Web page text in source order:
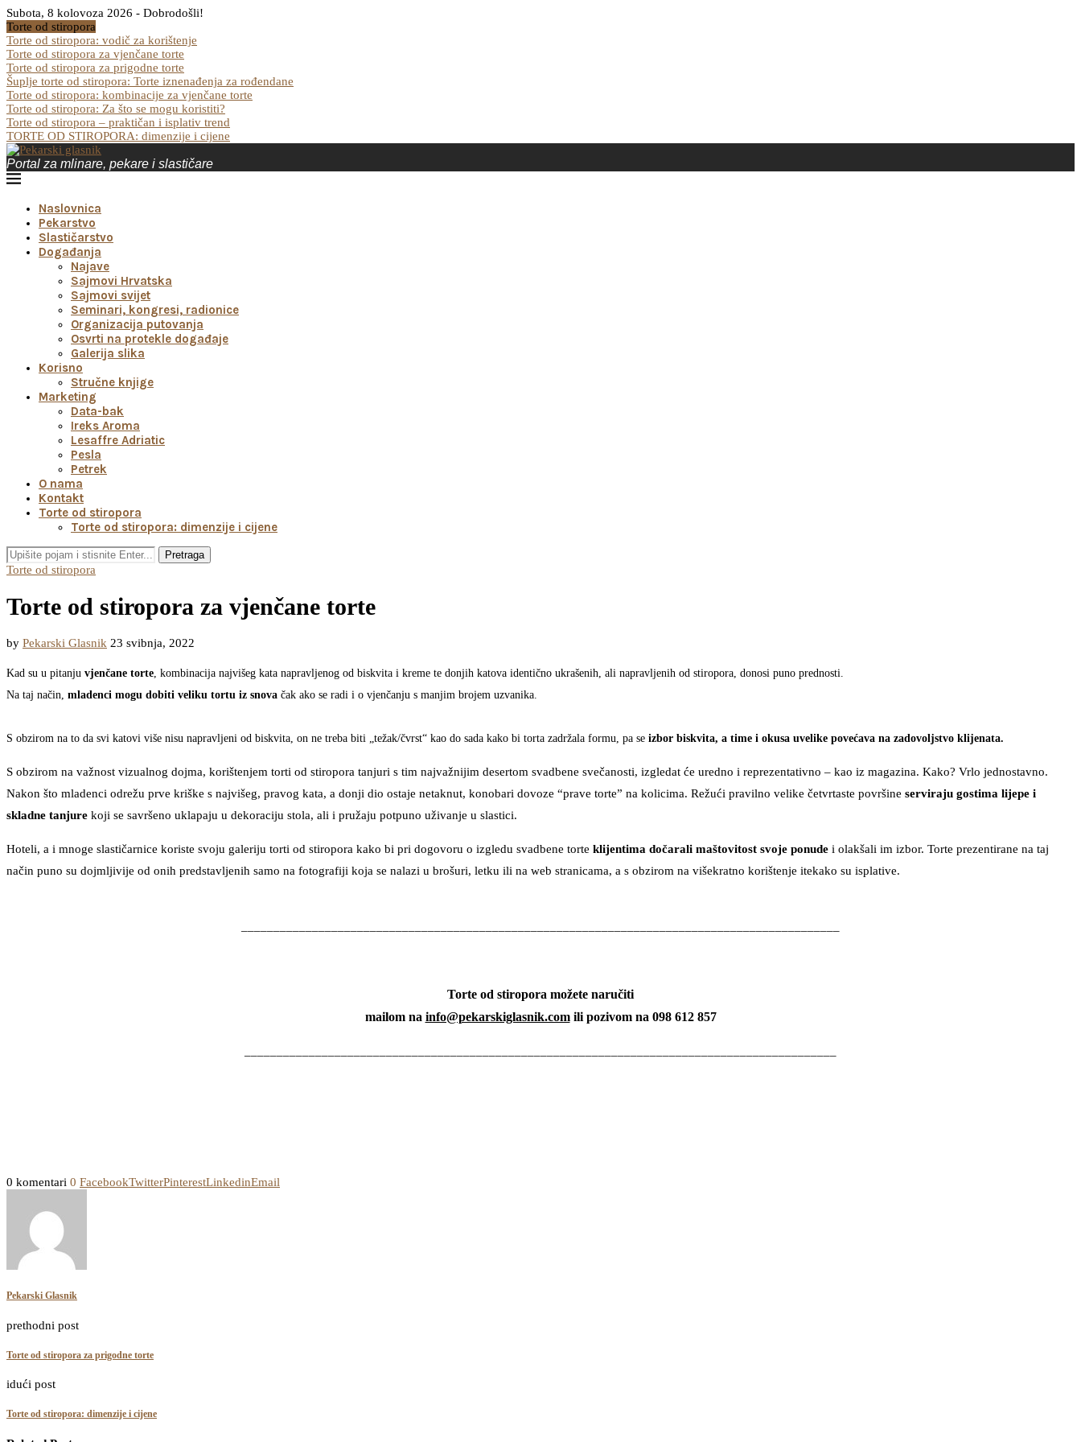
Subota, 8 kolovoza 2026 - Dobrodošli!
Torte od stiropora
Torte od stiropora: vodič za korištenje
Torte od stiropora za vjenčane torte
Torte od stiropora za prigodne torte
Šuplje torte od stiropora: Torte iznenađenja za rođendane
Torte od stiropora: kombinacije za vjenčane torte
Torte od stiropora: Za što se mogu koristiti?
Torte od stiropora – praktičan i isplativ trend
TORTE OD STIROPORA: dimenzije i cijene
Portal za mlinare, pekare i slastičare
Naslovnica
Pekarstvo
Slastičarstvo
Događanja
Najave
Sajmovi Hrvatska
Sajmovi svijet
Seminari, kongresi, radionice
Organizacija putovanja
Osvrti na protekle događaje
Galerija slika
Korisno
Stručne knjige
Marketing
Data-bak
Ireks Aroma
Lesaffre Adriatic
Pesla
Petrek
O nama
Kontakt
Torte od stiropora
Torte od stiropora: dimenzije i cijene
Pretraga
Torte od stiropora
Torte od stiropora za vjenčane torte
by Pekarski Glasnik 23 svibnja, 2022
Kad su u pitanju vjenčane torte, kombinacija najvišeg kata napravljenog od biskvita i kreme te donjih katova identično ukrašenih, ali napravljenih od stiropora, donosi puno prednosti.
Na taj način, mladenci mogu dobiti veliku tortu iz snova čak ako se radi i o vjenčanju s manjim brojem uzvanika.
S obzirom na to da svi katovi više nisu napravljeni od biskvita, on ne treba biti „težak/čvrst“ kao do sada kako bi torta zadržala formu, pa se izbor biskvita, a time i okusa uvelike povećava na zadovoljstvo klijenata.
S obzirom na važnost vizualnog dojma, korištenjem torti od stiropora tanjuri s tim najvažnijim desertom svadbene svečanosti, izgledat će uredno i reprezentativno – kao iz magazina. Kako? Vrlo jednostavno.
Nakon što mladenci odrežu prve kriške s najvišeg, pravog kata, a donji dio ostaje netaknut, konobari dovoze “prave torte” na kolicima. Režući pravilno velike četvrtaste površine serviraju gostima lijepe i
skladne tanjure koji se savršeno uklapaju u dekoraciju stola, ali i pružaju potpuno uživanje u slastici.
Hoteli, a i mnoge slastičarnice koriste svoju galeriju torti od stiropora kako bi pri dogovoru o izgledu svadbene torte klijentima dočarali maštovitost svoje ponude i olakšali im izbor. Torte prezentirane na taj
način puno su dojmljivije od onih predstavljenih samo na fotografiji koja se nalazi u brošuri, letku ili na web stranicama, a s obzirom na višekratno korištenje itekako su isplative.
Torte od stiropora možete naručiti
mailom na info@pekarskiglasnik.comili pozivom na 098 612 857
0 komentari 0 FacebookTwitterPinterestLinkedinEmail
Pekarski Glasnik
prethodni post
Torte od stiropora za prigodne torte
idući post
Torte od stiropora: dimenzije i cijene